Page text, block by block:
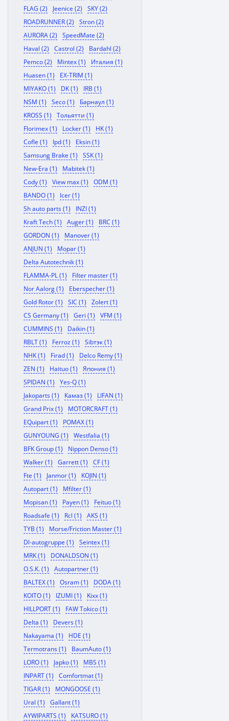
FLAG (2)
Jeenice (2)
SKY (2)
ROADRUNNER (2)
Stron (2)
AURORA (2)
SpeedMate (2)
Haval (2)
Castrol (2)
Bardahl (2)
Pemco (2)
Mintex (1)
Италия (1)
Huasen (1)
EX-TRIM (1)
MIYAKO (1)
DK (1)
IRB (1)
NSM (1)
Seco (1)
Барнаул (1)
KROSS (1)
Тольятти (1)
Florimex (1)
Locker (1)
HK (1)
Cofle (1)
Ipd (1)
Eksin (1)
Samsung Brake (1)
SSK (1)
New-Era (1)
Mabitek (1)
Cody (1)
View max (1)
ODM (1)
BANDO (1)
Icer (1)
Sh auto parts (1)
INZI (1)
Kraft Tech (1)
Auger (1)
BRC (1)
GORDON (1)
Manover (1)
ANJUN (1)
Mopar (1)
Delta Autotechnik (1)
FLAMMA-PL (1)
Filter master (1)
Nor Aalorg (1)
Eberspecher (1)
Gold Rotor (1)
SIC (1)
Zolert (1)
CS Germany (1)
Geri (1)
VFM (1)
CUMMINS (1)
Daikin (1)
RBLT (1)
Ferroz (1)
Sibтэк (1)
NHK (1)
Firad (1)
Delco Remy (1)
ZEN (1)
Haituo (1)
Япония (1)
SPIDAN (1)
Yes-Q (1)
Jakoparts (1)
Камаз (1)
LIFAN (1)
Grand Prix (1)
MOTORCRAFT (1)
EQuipart (1)
POMAX (1)
GUNYOUNG (1)
Westfalia (1)
BFK Group (1)
Nippon Denso (1)
Walker (1)
Garrett (1)
CF (1)
Fte (1)
Janmor (1)
KOJIN (1)
Autopart (1)
Mfilter (1)
Mopisan (1)
Payen (1)
Feituo (1)
Roadsafe (1)
Rcl (1)
AKS (1)
TYB (1)
Morse/Friction Master (1)
Dl-autogruppe (1)
Seintex (1)
MRK (1)
DONALDSON (1)
O.S.K. (1)
Autopartner (1)
BALTEX (1)
Osram (1)
DODA (1)
KOITO (1)
IZUMI (1)
Kixx (1)
HILLPORT (1)
FAW Tokico (1)
Delta (1)
Devers (1)
Nakayama (1)
HDE (1)
Termotrans (1)
BaumAuto (1)
LORO (1)
Japko (1)
MBS (1)
INPART (1)
Comfortmat (1)
TIGAR (1)
MONGOOSE (1)
Ural (1)
Gallant (1)
AYWIPARTS (1)
KATSURO (1)